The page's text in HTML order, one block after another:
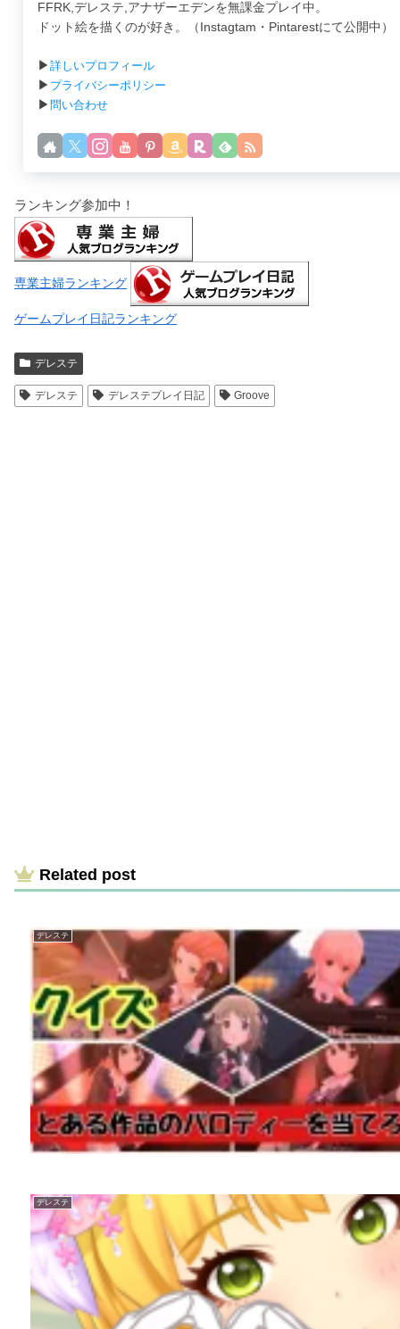
FFRK,デレステ,アナザーエデンを無課金プレイ中。
ドット絵を描くのが好き。（Instagtam・Pintarestにて公開中）
▶ 詳しいプロフィール
▶ プライバシーポリシー
▶ 問い合わせ
ランキング参加中！
専業主婦ランキング
ゲームプレイ日記ランキング
デレステ
デレステ デレステプレイ日記 Groove
Related post
デレステ
デレステ